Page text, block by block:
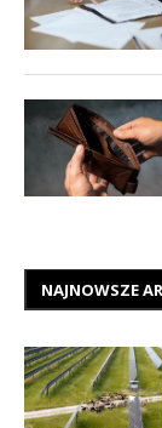
NAJNOWSZE